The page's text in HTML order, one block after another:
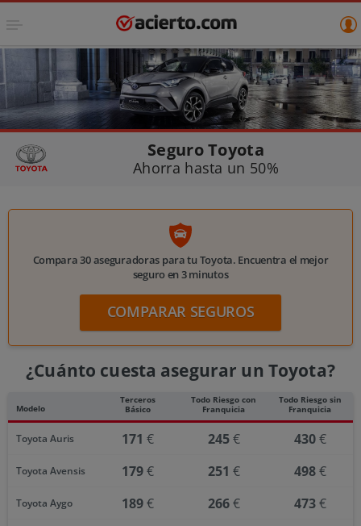
Seguro Toyota
Ahorra hasta un 50%
¿Cuánto cuesta asegurar un Toyota?
Modelo
Terceros
Básico
Todo Riesgo con
Franquicia
Todo Riesgo sin
Franquicia
Toyota Auris 171 € 245€ 430€
Toyota Avensis 179€ 251 € 498€
Toyota Aygo 189€ 266€ 473€
Compara 30 aseguradoras para tu Toyota. Encuentra el mejor
seguro en 3 minutos
COMPARAR SEGUROS